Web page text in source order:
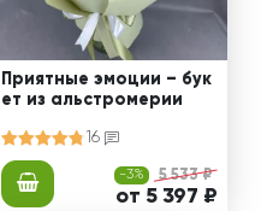
Приятные эмоции – бук
ет из альстромерии
16
-3% 5 533 ₽
от 5 397 ₽